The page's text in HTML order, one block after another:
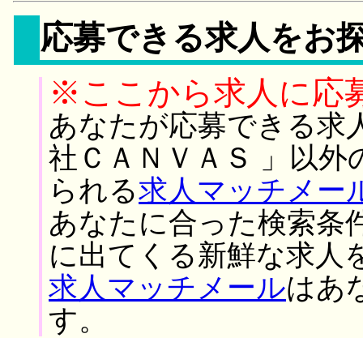
応募できる求人をお
※ここから求人に応
あなたが応募できる求
社ＣＡＮＶＡＳ 」以
られる求人マッチメー
あなたに合った検索条
に出てくる新鮮な求人
求人マッチメールはあ
す。